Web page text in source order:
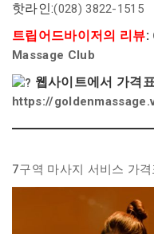
핫라인:(028) 3822-1515
트립어드바이저의 리뷰:
Massage Club
웹사이트에서 가격
https://
7구역 마사지 서비스 가격